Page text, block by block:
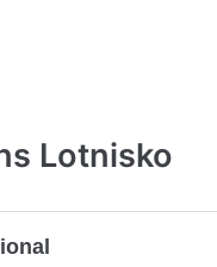
Lotnisko